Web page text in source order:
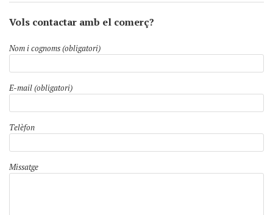
Vols contactar amb el comerç?
Nom i cognoms (obligatori)
E-mail (obligatori)
Telèfon
Missatge